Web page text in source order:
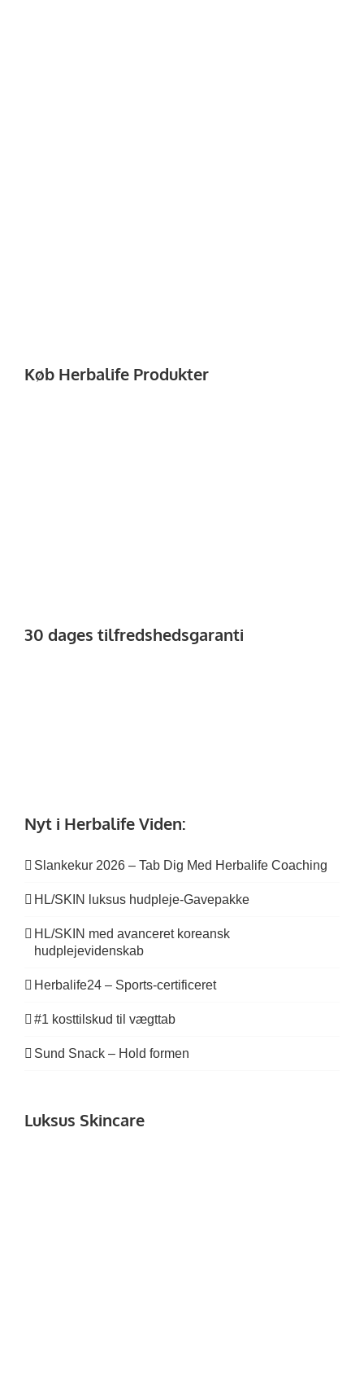
Køb Herbalife Produkter
30 dages tilfredshedsgaranti
Nyt i Herbalife Viden:
Slankekur 2026 – Tab Dig Med Herbalife Coaching
HL/SKIN luksus hudpleje-Gavepakke
HL/SKIN med avanceret koreansk
hudplejevidenskab
Herbalife24 – Sports-certificeret
#1 kosttilskud til vægttab
Sund Snack – Hold formen
Luksus Skincare